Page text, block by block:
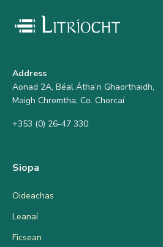
Address
Aonad 2A, Béal Átha’n Ghaorthaidh,
Maigh Chromtha, Co. Chorcaí
+353 (0) 26-47 330
Siopa
Oideachas
Leanaí
Ficsean